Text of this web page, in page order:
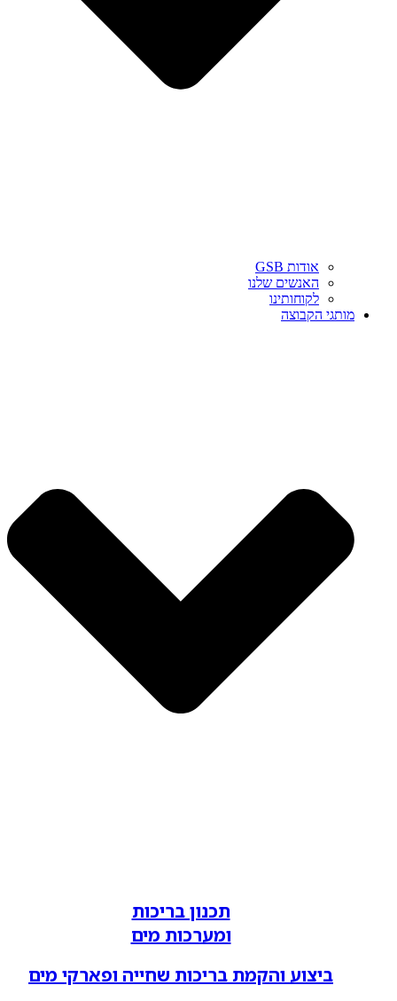
אודות GSB
האנשים שלנו
לקוחותינו
מותגי הקבוצה
תכנון בריכות
ומערכות מים
ביצוע והקמת בריכות שחייה ופארקי מים